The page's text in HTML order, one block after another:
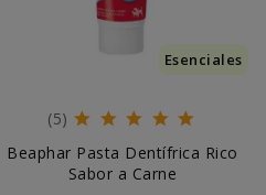
Esenciales
(5)
Beaphar Pasta Dentífrica Rico
Sabor a Carne